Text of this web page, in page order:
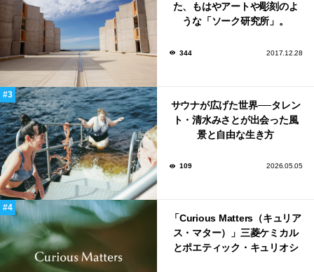
た、もはやアートや彫刻のよ
うな「ソーク研究所」。
344 2017.12.28
サウナが広げた世界──タレン
ト・清水みさとが出会った風
景と自由な生き方
109 2026.05.05
「Curious Matters（キュリア
ス・マター）」三菱ケミカル
とポエティック・キュリオシ